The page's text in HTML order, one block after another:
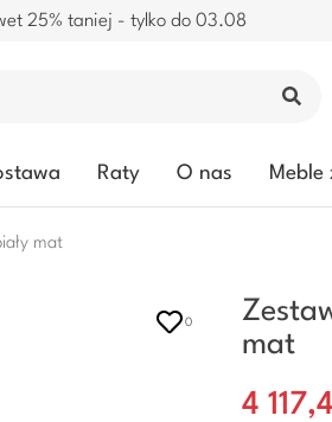
25% taniej - tylko do 03.08
Raty O nas Meble
mat
0
mat
4